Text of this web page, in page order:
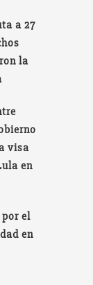
a 27
la
visa
en
el
en